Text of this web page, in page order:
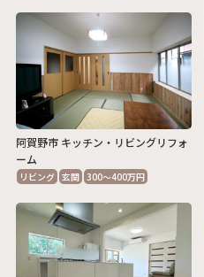
阿賀野市 キッチン・リビングリフォ
ーム
リビング 玄関 300～400万円